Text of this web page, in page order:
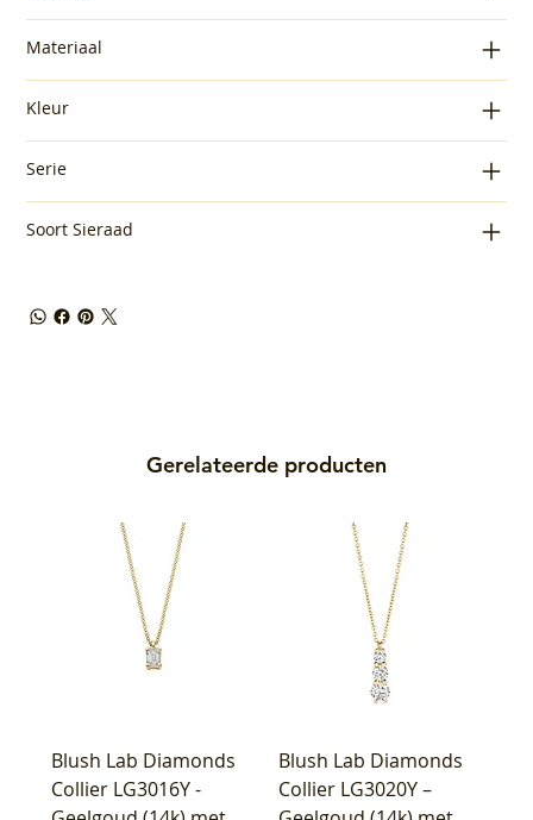
Materiaal
Kleur
Serie
Soort Sieraad
Gerelateerde producten
Blush Lab Diamonds
Collier LG3016Y -
Blush Lab Diamonds
Collier LG3020Y –